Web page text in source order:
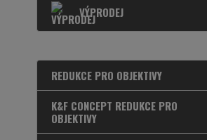
VÝPRODEJ
REDUKCE PRO OBJEKTIVY
K&F CONCEPT REDUKCE PRO
OBJEKTIVY